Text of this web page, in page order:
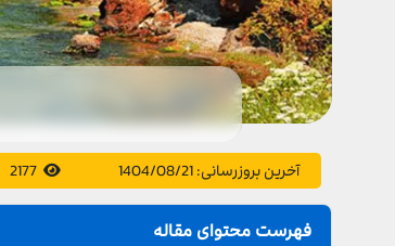
آخرین بروزرسانی:1404/08/21
2177
فهرست محتوای مقاله